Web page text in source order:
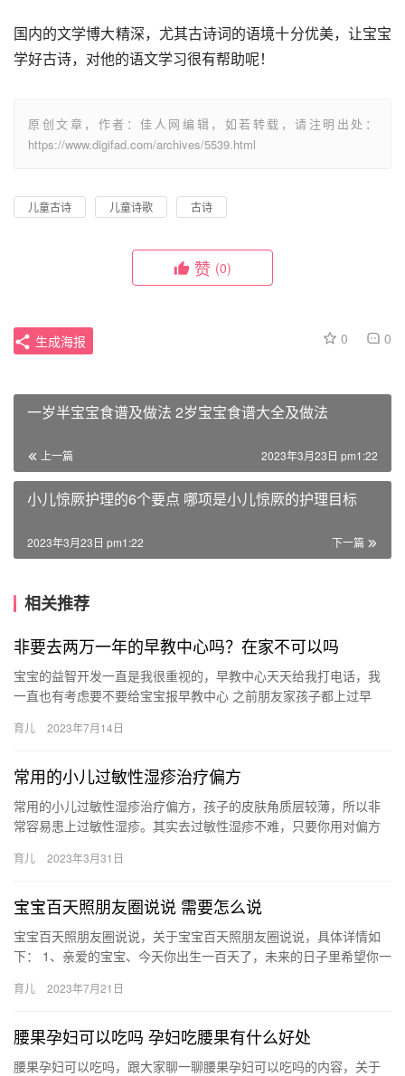
国内的文学博大精深，尤其古诗词的语境十分优美，让宝宝
学好古诗，对他的语文学习很有帮助呢！
原创文章，作者：佳人网编辑，如若转载，请注明出处：
https://www.digifad.com/archives/5539.html
儿童古诗 儿童诗歌 古诗
赞 (0)
0 0
生成海报
一岁半宝宝食谱及做法 2岁宝宝食谱大全及做法
上一篇 2023年3月23日 pm1:22
小儿惊厥护理的6个要点 哪项是小儿惊厥的护理目标
下一篇
2023年3月23日 pm1:22
相关推荐
非要去两万一年的早教中心吗？在家不可以吗
宝宝的益智开发一直是我很重视的，早教中心天天给我打电话，我
一直也有考虑要不要给宝宝报早教中心 之前朋友家孩子都上过早
重视…
育儿 2023年7月14日
常用的小儿过敏性湿疹治疗偏方
常用的小儿过敏性湿疹治疗偏方，孩子的皮肤角质层较薄，所以非
常容易患上过敏性湿疹。其实去过敏性湿疹不难，只要你用对偏方
不…
育儿 2023年3月31日
宝宝百天照朋友圈说说 需要怎么说
宝宝百天照朋友圈说说，关于宝宝百天照朋友圈说说，具体详情如
下： 1、亲爱的宝宝、今天你出生一百天了，未来的日子里希望你一
宝…
育儿 2023年7月21日
腰果孕妇可以吃吗 孕妇吃腰果有什么好处
腰果孕妇可以吃吗，跟大家聊一聊腰果孕妇可以吃吗的内容，关于